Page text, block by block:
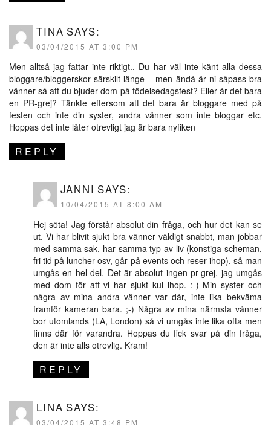
TINA SAYS:
03/04/2015 AT 3:00 PM
Men alltså jag fattar inte riktigt.. Du har väl inte känt alla dessa
bloggare/bloggerskor särskilt länge – men ändå är ni såpass bra
vänner så att du bjuder dom på födelsedagsfest? Eller är det bara
en PR-grej? Tänkte eftersom att det bara är bloggare med på
festen och inte din syster, andra vänner som inte bloggar etc.
Hoppas det inte låter otrevligt jag är bara nyfiken
REPLY
JANNI SAYS:
10/04/2015 AT 8:00 AM
Hej söta! Jag förstår absolut din fråga, och hur det kan se
ut. Vi har blivit sjukt bra vänner väldigt snabbt, man jobbar
med samma sak, har samma typ av liv (konstiga scheman,
fri tid på luncher osv, går på events och reser ihop), så man
umgås en hel del. Det är absolut ingen pr-grej, jag umgås
med dom för att vi har sjukt kul ihop. :-) Min syster och
några av mina andra vänner var där, inte lika bekväma
framför kameran bara. ;-) Några av mina närmsta vänner
bor utomlands (LA, London) så vi umgås inte lika ofta men
finns där för varandra. Hoppas du fick svar på din fråga,
den är inte alls otrevlig. Kram!
REPLY
LINA SAYS:
03/04/2015 AT 3:48 PM